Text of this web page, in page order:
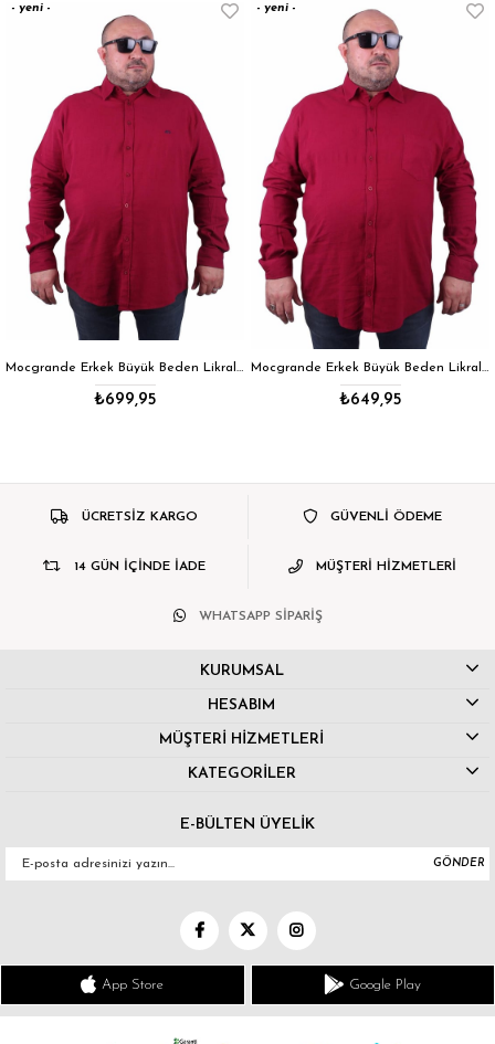
Mocgrande Erkek Büyük Beden Likralı Keten Gömlek 11305 BORDO
₺699,95
yeni
Mocgrande Erkek Büyük Beden Likralı Keten Cepli Gömlek 11306 BORDO
₺649,95
yeni
ÜCRETSİZ KARGO GÜVENLİ ÖDEME
14 GÜN İÇİNDE İADE MÜŞTERİ HİZMETLERİ
WHATSAPP SİPARİŞ
KURUMSAL
HESABIM
MÜŞTERİ HİZMETLERİ
KATEGORİLER
E-BÜLTEN ÜYELİK
GÖNDER
App Store Google Play